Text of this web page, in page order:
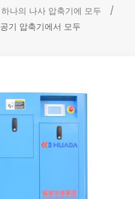
하나의 나사 압축기에 모두
/
기 압축기에서 모두